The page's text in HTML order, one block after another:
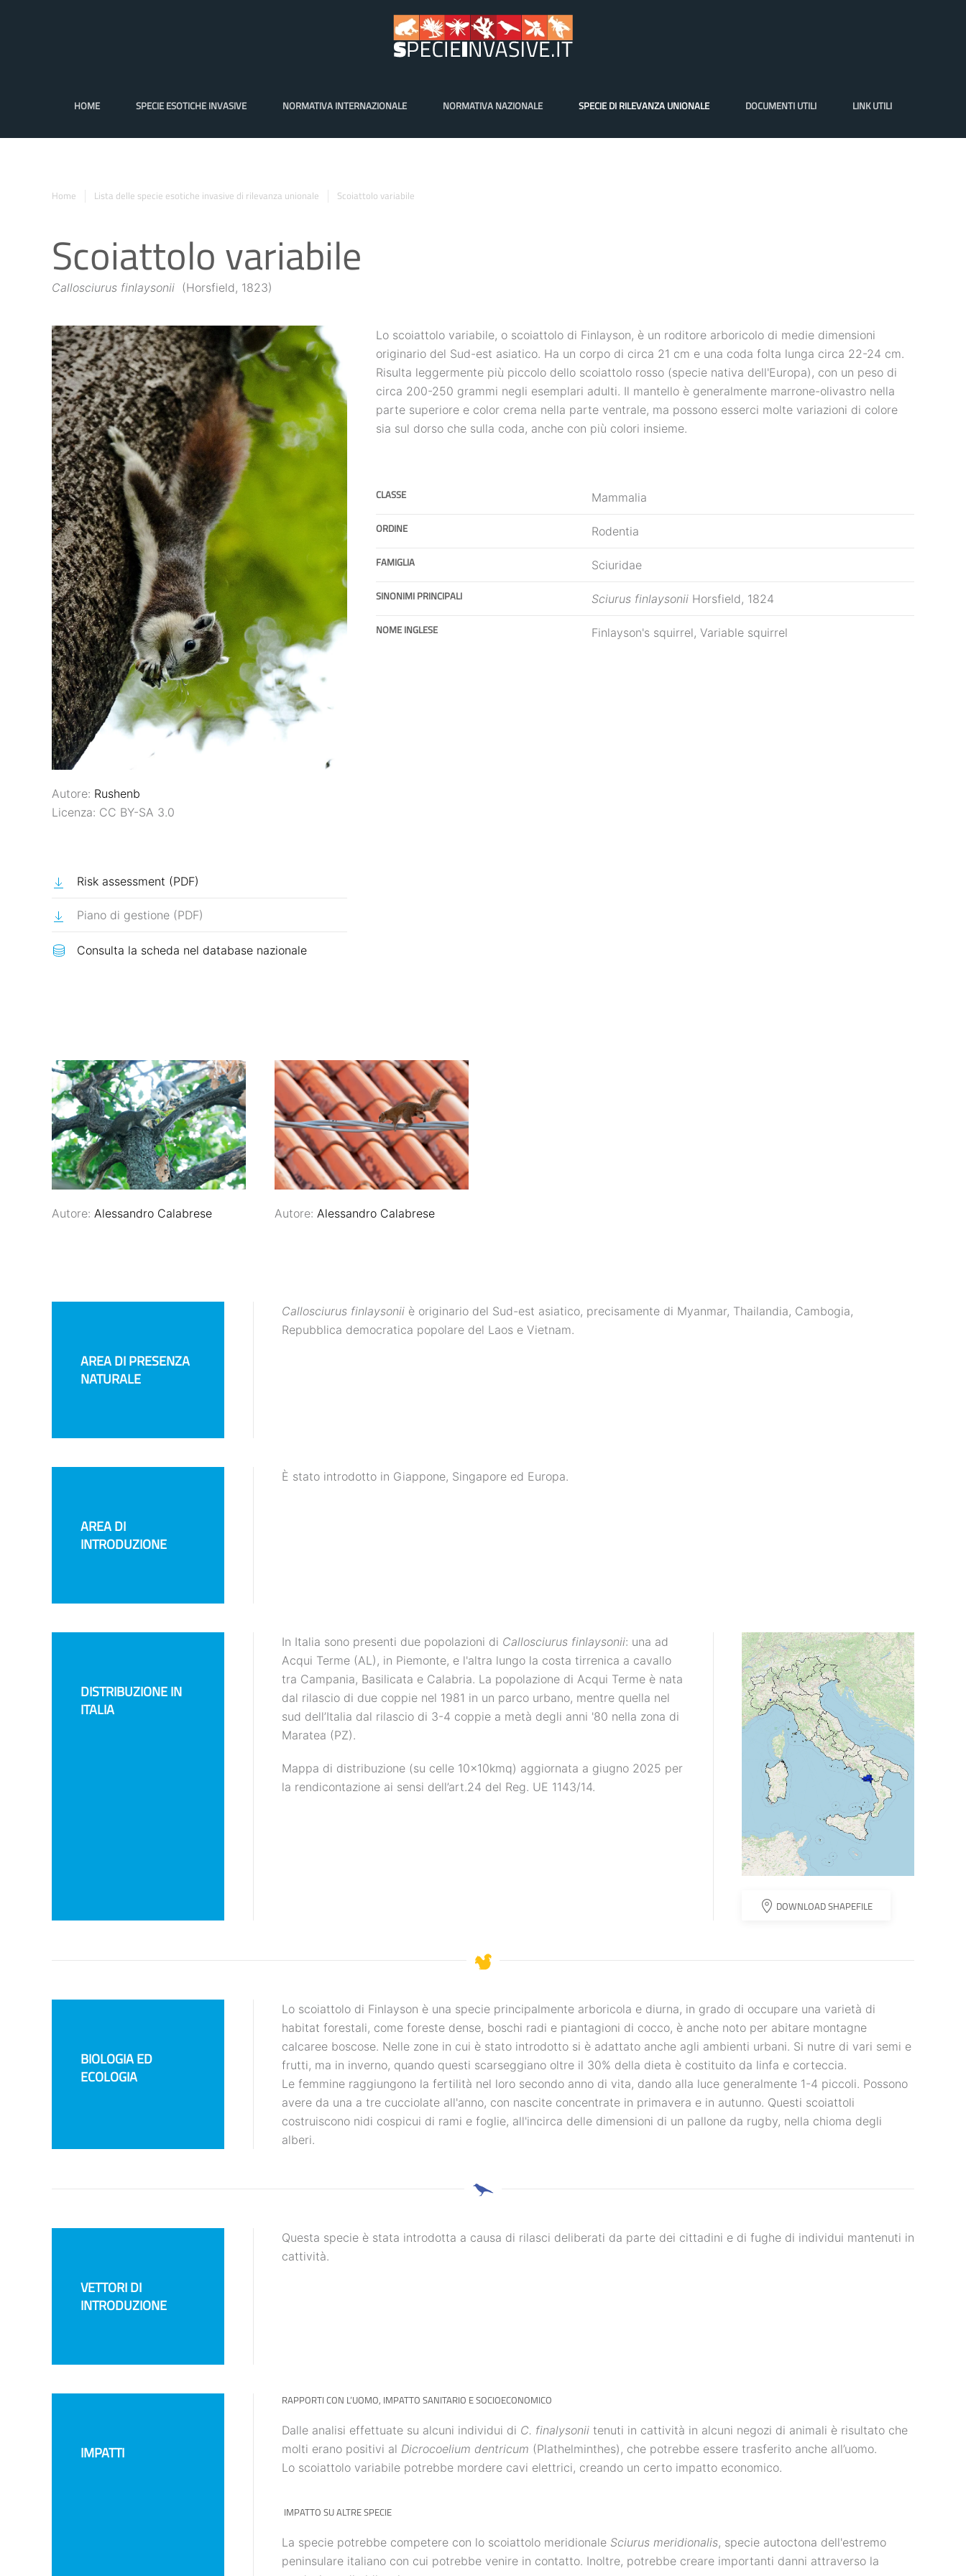
HOME SPECIE ESOTICHE INVASIVE NORMATIVA INTERNAZIONALE NORMATIVA NAZIONALE SPECIE DI RILEVANZA UNIONALE DOCUMENTI UTILI LINK UTILI
Home Lista delle specie esotiche invasive di rilevanza unionale Scoiattolo variabile
Scoiattolo variabile
Callosciurus finlaysonii (Horsfield, 1823)
Autore: Rushenb
Licenza: CC BY-SA 3.0
Risk assessment (PDF)
Piano di gestione (PDF)
Lo scoiattolo variabile, o scoiattolo di Finlayson, è un roditore arboricolo di medie dimensioni
originario del Sud-est asiatico. Ha un corpo di circa 21 cm e una coda folta lunga circa 22-24 cm.
Risulta leggermente più piccolo dello scoiattolo rosso (specie nativa dell'Europa), con un peso di
circa 200-250 grammi negli esemplari adulti. Il mantello è generalmente marrone-olivastro nella
parte superiore e color crema nella parte ventrale, ma possono esserci molte variazioni di colore
sia sul dorso che sulla coda, anche con più colori insieme.
CLASSE Mammalia
ORDINE Rodentia
FAMIGLIA Sciuridae
SINONIMI PRINCIPALI Sciurus finlaysoniiHorsfield, 1824
NOME INGLESE Finlayson's squirrel, Variable squirrel
Autore: Alessandro Calabrese Autore: Alessandro Calabrese
AREA DI PRESENZA
NATURALE
Callosciurus finlaysonii è originario del Sud-est asiatico, precisamente di Myanmar, Thailandia, Cambogia,
Repubblica democratica popolare del Laos e Vietnam.
AREA DI
INTRODUZIONE
È stato introdotto in Giappone, Singapore ed Europa.
DISTRIBUZIONE IN
ITALIA
In Italia sono presenti due popolazioni di Callosciurus finlaysonii: una ad
Acqui Terme (AL), in Piemonte, e l'altra lungo la costa tirrenica a cavallo
tra Campania, Basilicata e Calabria. La popolazione di Acqui Terme è nata
dal rilascio di due coppie nel 1981 in un parco urbano, mentre quella nel
sud dell’Italia dal rilascio di 3-4 coppie a metà degli anni '80 nella zona di
Maratea (PZ).
Mappa di distribuzione (su celle 10x10kmq) aggiornata a giugno 2025 per
la rendicontazione ai sensi dell’art.24 del Reg. UE 1143/14.
DOWNLOAD SHAPEFILE
BIOLOGIA ED
ECOLOGIA
Lo scoiattolo di Finlayson è una specie principalmente arboricola e diurna, in grado di occupare una varietà di
habitat forestali, come foreste dense, boschi radi e piantagioni di cocco, è anche noto per abitare montagne
calcaree boscose. Nelle zone in cui è stato introdotto si è adattato anche agli ambienti urbani. Si nutre di vari semi e
frutti, ma in inverno, quando questi scarseggiano oltre il 30% della dieta è costituito da linfa e corteccia.
Le femmine raggiungono la fertilità nel loro secondo anno di vita, dando alla luce generalmente 1-4 piccoli. Possono
avere da una a tre cucciolate all'anno, con nascite concentrate in primavera e in autunno. Questi scoiattoli
costruiscono nidi cospicui di rami e foglie, all'incirca delle dimensioni di un pallone da rugby, nella chioma degli
alberi.
VETTORI DI
INTRODUZIONE
Questa specie è stata introdotta a causa di rilasci deliberati da parte dei cittadini e di fughe di individui mantenuti in
cattività.
IMPATTI
RAPPORTI CON L’UOMO, IMPATTO SANITARIO E SOCIOECONOMICO
Dalle analisi effettuate su alcuni individui di C. finalysonii tenuti in cattività in alcuni negozi di animali è risultato che
molti erano positivi al Dicrocoelium dentricum (Plathelminthes), che potrebbe essere trasferito anche all’uomo.
Lo scoiattolo variabile potrebbe mordere cavi elettrici, creando un certo impatto economico.
IMPATTO SU ALTRE SPECIE
La specie potrebbe competere con lo scoiattolo meridionale Sciurus meridionalis, specie autoctona dell'estremo
peninsulare italiano con cui potrebbe venire in contatto. Inoltre, potrebbe creare importanti danni attraverso la